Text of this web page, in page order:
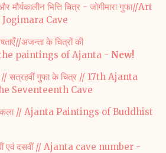
मौर्यकालीन भित्ति चित्र - जोगीमारा गुफा//Art
Cave
अजन्ता के चित्रों की
the paintings of Ajanta - New!
// सत्रहवीं गुफा के चित्र // 17th Ajanta
Seventeenth Cave
// Ajanta Paintings of Buddhist
एवं दसवीं // Ajanta cave number -